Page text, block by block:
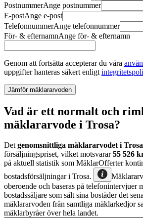
PostnummerAnge postnummer
E-postAnge e-post
TelefonnummerAnge telefonnummer
För- & efternamnAnge för- & efternamn
Genom att fortsätta accepterar du våra
uppgifter hanteras säkert enligt
Jämför mäklararvoden
Vad är ett normalt och
mäklararvode i Trosa?
Detgenomsnittliga mäklararvodeti Trosa
försäljningspriset, vilket motsvarar55 526
på aktuell statistik som MäklarOfferter
bostadsförsäljningari Trosa.
oberoende och baseras på telefonintervjuer
bostadssäljare som sålt sina bostäder det
mäklararvoden från samtliga mäklarkedjor
mäklarbyråer över hela landet.